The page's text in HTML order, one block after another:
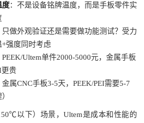
度：不是设备铭牌温度，而是手板零件实
只做外观验证还是需要做功能测试？受力
强度同时考虑
PEEK/Ultem单件2000-5000元，金属手板
更贵
金属CNC手板3-5天，PEEK/PEI需要5-7
以下）场景，Ultem是成本和性能的